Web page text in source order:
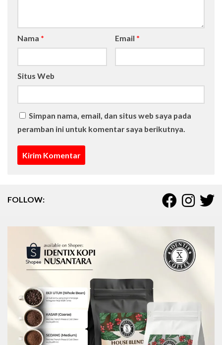
Nama * Email *
Situs Web
Simpan nama, email, dan situs web saya pada
peramban ini untuk komentar saya berikutnya.
FOLLOW: